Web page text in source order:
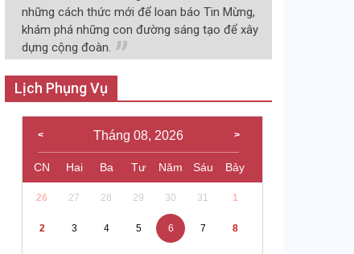
những cách thức mới để loan báo Tin Mừng,
khám phá những con đường sáng tạo để xây
dựng cộng đoàn.
Lịch Phụng Vụ
Tháng 08, 2026
CN Hai Ba Tư Năm Sáu Bảy
26 27 28 29 30 31 1
2 3 4 5 6 7 8